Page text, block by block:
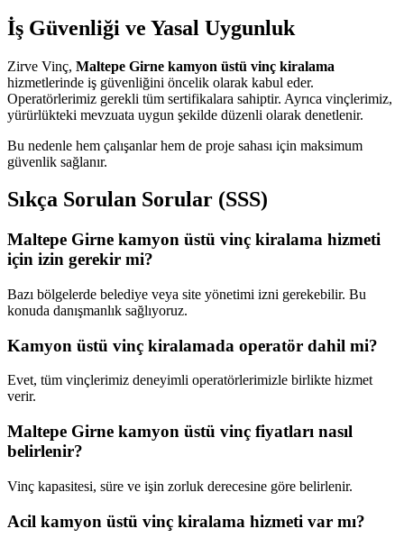
İş Güvenliği ve Yasal Uygunluk
Zirve Vinç, Maltepe Girne kamyon üstü vinç kiralama
hizmetlerinde iş güvenliğini öncelik olarak kabul eder.
Operatörlerimiz gerekli tüm sertifikalara sahiptir. Ayrıca vinçlerimiz,
yürürlükteki mevzuata uygun şekilde düzenli olarak denetlenir.
Bu nedenle hem çalışanlar hem de proje sahası için maksimum
güvenlik sağlanır.
Sıkça Sorulan Sorular (SSS)
Maltepe Girne kamyon üstü vinç kiralama hizmeti
için izin gerekir mi?
Bazı bölgelerde belediye veya site yönetimi izni gerekebilir. Bu
konuda danışmanlık sağlıyoruz.
Kamyon üstü vinç kiralamada operatör dahil mi?
Evet, tüm vinçlerimiz deneyimli operatörlerimizle birlikte hizmet
verir.
Maltepe Girne kamyon üstü vinç fiyatları nasıl
belirlenir?
Vinç kapasitesi, süre ve işin zorluk derecesine göre belirlenir.
Acil kamyon üstü vinç kiralama hizmeti var mı?